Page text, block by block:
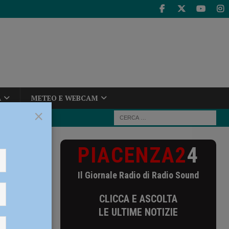
METEO E WEBCAM
un
PIACENZA24
Il Giornale Radio di Radio Sound
CLICCA E ASCOLTA
LE ULTIME NOTIZIE
×